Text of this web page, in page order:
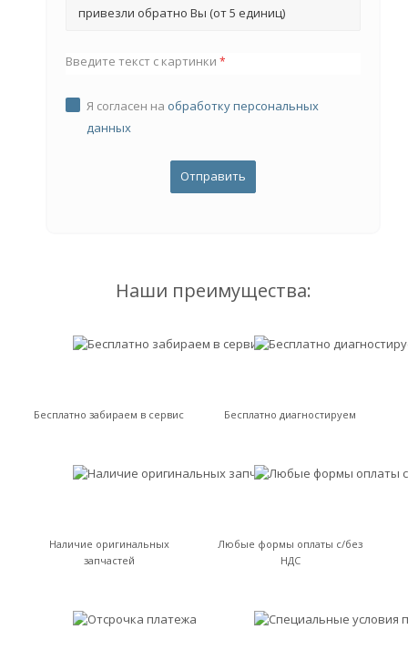
привезли обратно Вы (от 5 единиц)
Введите текст с картинки *
Я согласен на обработку персональных
данных
Наши преимущества:
Бесплатно забираем в сервис Бесплатно диагностируем
Наличие оригинальных
запчастей
Любые формы оплаты с/без
НДС